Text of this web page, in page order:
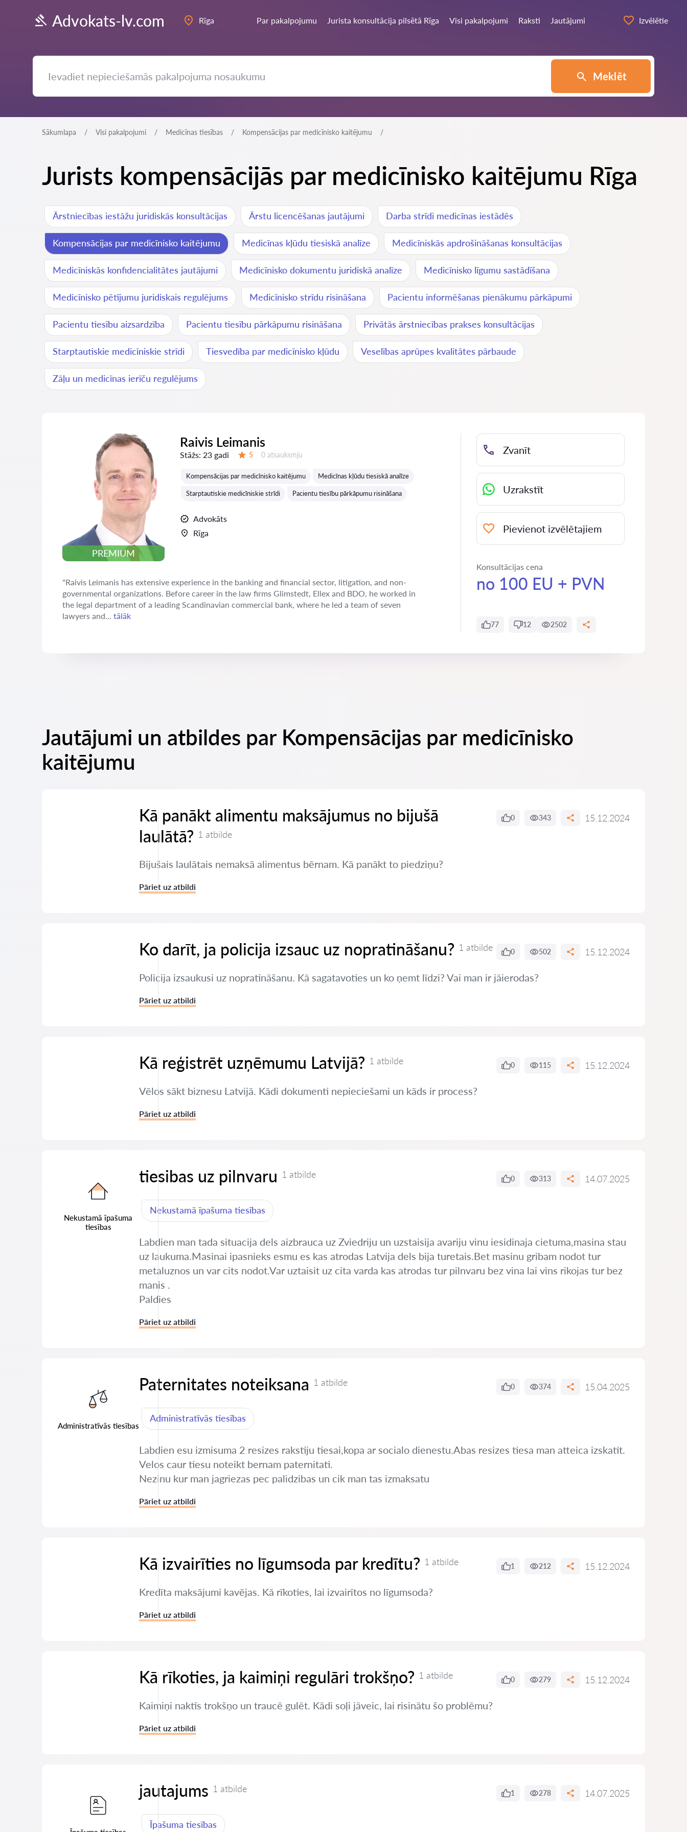
Advokats-lv.com Rīga Par pakalpojumu Jurista konsultācija pilsētā Rīga Visi pakalpojumi Raksti Jautājumi Izvēlētie
Meklēt
Sākumlapa Visi pakalpojumi Medicīnas tiesības Kompensācijas par medicīnisko kaitējumu
Jurists kompensācijās par medicīnisko kaitējumu Rīga
Ārstniecības iestāžu juridiskās konsultācijas Ārstu licencēšanas jautājumi Darba strīdi medicīnas iestādēs
Kompensācijas par medicīnisko kaitējumu Medicīnas kļūdu tiesiskā analīze Medicīniskās apdrošināšanas konsultācijas
Medicīniskās konfidencialitātes jautājumi Medicīnisko dokumentu juridiskā analīze Medicīnisko līgumu sastādīšana
Medicīnisko pētījumu juridiskais regulējums Medicīnisko strīdu risināšana Pacientu informēšanas pienākumu pārkāpumi
Pacientu tiesību aizsardzība Pacientu tiesību pārkāpumu risināšana Privātās ārstniecības prakses konsultācijas
Starptautiskie medicīniskie strīdi Tiesvedība par medicīnisko kļūdu Veselības aprūpes kvalitātes pārbaude
Zāļu un medicīnas ierīču regulējums
PREMIUM
Raivis Leimanis
Stāžs: 23 gadi 5 Atsauksmes:
0 atsauksmju
Kompensācijas par medicīnisko kaitējumu Medicīnas kļūdu tiesiskā analīze
Starptautiskie medicīniskie strīdi Pacientu tiesību pārkāpumu risināšana
Advokāts
Rīga
"Raivis Leimanis has extensive experience in the banking and financial sector, litigation, and non-
governmental organizations. Before career in the law firms Glimstedt, Ellex and BDO, he worked in
the legal department of a leading Scandinavian commercial bank, where he led a team of seven
lawyers and... tālāk
Zvanīt
Uzrakstīt
Pievienot izvēlētajiem
Konsultācijas cena
no 100 EU + PVN
77 12 2502
Jautājumi un atbildes par Kompensācijas par medicīnisko
kaitējumu
Kā panākt alimentu maksājumus no bijušā
laulātā? 1 atbilde
0 343 15.12.2024
Bijušais laulātais nemaksā alimentus bērnam. Kā panākt to piedziņu?
Pāriet uz atbildi
Ko darīt, ja policija izsauc uz nopratināšanu? 1 atbilde 0 502 15.12.2024
Policija izsaukusi uz nopratināšanu. Kā sagatavoties un ko ņemt līdzi? Vai man ir jāierodas?
Pāriet uz atbildi
Kā reģistrēt uzņēmumu Latvijā? 1 atbilde 0 115 15.12.2024
Vēlos sākt biznesu Latvijā. Kādi dokumenti nepieciešami un kāds ir process?
Pāriet uz atbildi
Nekustamā īpašuma
tiesības
tiesibas uz pilnvaru 1 atbilde 0 313 14.07.2025
Nekustamā īpašuma tiesības
Labdien man tada situacija dels aizbrauca uz Zviedriju un uzstaisija avariju vinu iesidinaja cietuma,masina stau
uz laukuma.Masinai ipasnieks esmu es kas atrodas Latvija dels bija turetais.Bet masinu gribam nodot tur
metaluznos un var cits nodot.Var uztaisit uz cita varda kas atrodas tur pilnvaru bez vina lai vins rikojas tur bez
manis .
Paldies
Pāriet uz atbildi
Administratīvās tiesības
Paternitates noteiksana 1 atbilde 0 374 15.04.2025
Administratīvās tiesības
Labdien esu izmisuma 2 resizes rakstiju tiesai,kopa ar socialo dienestu.Abas resizes tiesa man atteica izskatit.
Velos caur tiesu noteikt bernam paternitati.
Nezinu kur man jagriezas pec palidzibas un cik man tas izmaksatu
Pāriet uz atbildi
Kā izvairīties no līgumsoda par kredītu? 1 atbilde 1 212 15.12.2024
Kredīta maksājumi kavējas. Kā rīkoties, lai izvairītos no līgumsoda?
Pāriet uz atbildi
Kā rīkoties, ja kaimiņi regulāri trokšņo? 1 atbilde 0 279 15.12.2024
Kaimiņi naktīs trokšņo un traucē gulēt. Kādi soļi jāveic, lai risinātu šo problēmu?
Pāriet uz atbildi
jautajums 1 atbilde 1 278 14.07.2025
Īpašuma tiesības